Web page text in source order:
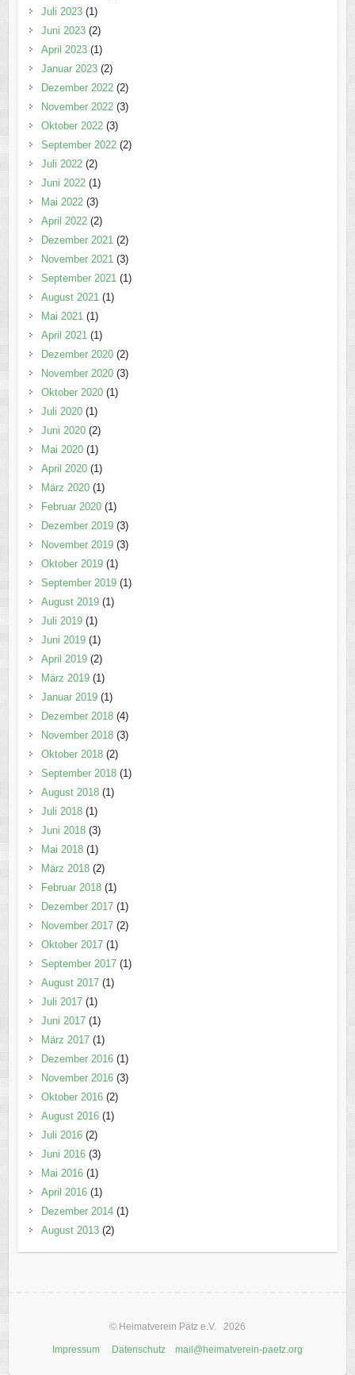
Juli 2023(1)
Juni 2023(2)
April 2023(1)
Januar 2023(2)
Dezember 2022(2)
November 2022(3)
Oktober 2022(3)
September 2022(2)
Juli 2022(2)
Juni 2022(1)
Mai 2022(3)
April 2022(2)
Dezember 2021(2)
November 2021(3)
September 2021(1)
August 2021(1)
Mai 2021(1)
April 2021(1)
Dezember 2020(2)
November 2020(3)
Oktober 2020(1)
Juli 2020(1)
Juni 2020(2)
Mai 2020(1)
April 2020(1)
März 2020(1)
Februar 2020(1)
Dezember 2019(3)
November 2019(3)
Oktober 2019(1)
September 2019(1)
August 2019(1)
Juli 2019(1)
Juni 2019(1)
April 2019(2)
März 2019(1)
Januar 2019(1)
Dezember 2018(4)
November 2018(3)
Oktober 2018(2)
September 2018(1)
August 2018(1)
Juli 2018(1)
Juni 2018(3)
Mai 2018(1)
März 2018(2)
Februar 2018(1)
Dezember 2017(1)
November 2017(2)
Oktober 2017(1)
September 2017(1)
August 2017(1)
Juli 2017(1)
Juni 2017(1)
März 2017(1)
Dezember 2016(1)
November 2016(3)
Oktober 2016(2)
August 2016(1)
Juli 2016(2)
Juni 2016(3)
Mai 2016(1)
April 2016(1)
Dezember 2014(1)
August 2013(2)
© Heimatverein Pätz e.V. 2026
Impressum Datenschutz mail@heimatverein-paetz.org